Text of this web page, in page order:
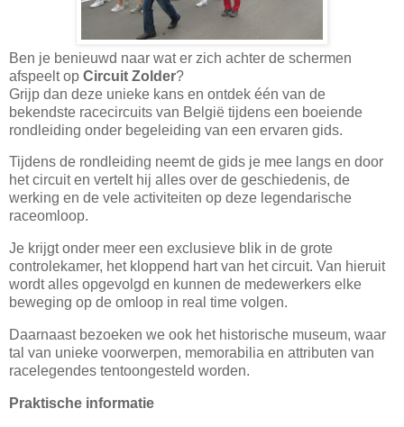
Ben je benieuwd naar wat er zich achter de schermen
afspeelt op Circuit Zolder?
Grijp dan deze unieke kans en ontdek één van de
bekendste racecircuits van België tijdens een boeiende
rondleiding onder begeleiding van een ervaren gids.
Tijdens de rondleiding neemt de gids je mee langs en door
het circuit en vertelt hij alles over de geschiedenis, de
werking en de vele activiteiten op deze legendarische
raceomloop.
Je krijgt onder meer een exclusieve blik in de grote
controlekamer, het kloppend hart van het circuit. Van hieruit
wordt alles opgevolgd en kunnen de medewerkers elke
beweging op de omloop in real time volgen.
Daarnaast bezoeken we ook het historische museum, waar
tal van unieke voorwerpen, memorabilia en attributen van
racelegendes tentoongesteld worden.
Praktische informatie